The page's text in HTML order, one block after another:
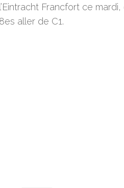
l’Eintracht Francfort ce
8es aller de C1.